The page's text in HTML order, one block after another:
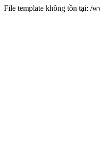
File template không tồn tại: /